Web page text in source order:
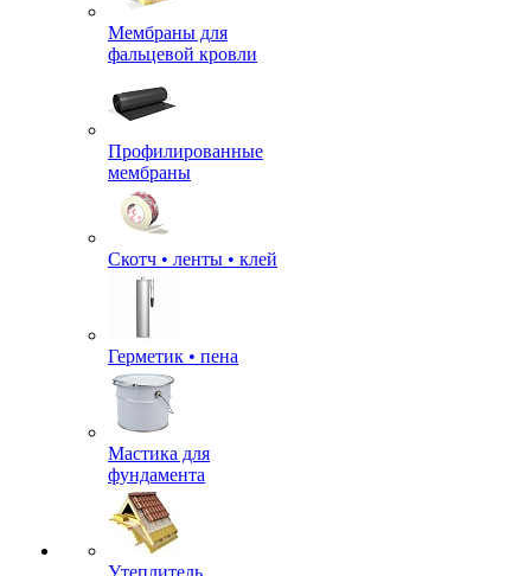
Мембраны для
фальцевой кровли
Профилированные
мембраны
Скотч • ленты • клей
Герметик • пена
Мастика для
фундамента
Утеплитель